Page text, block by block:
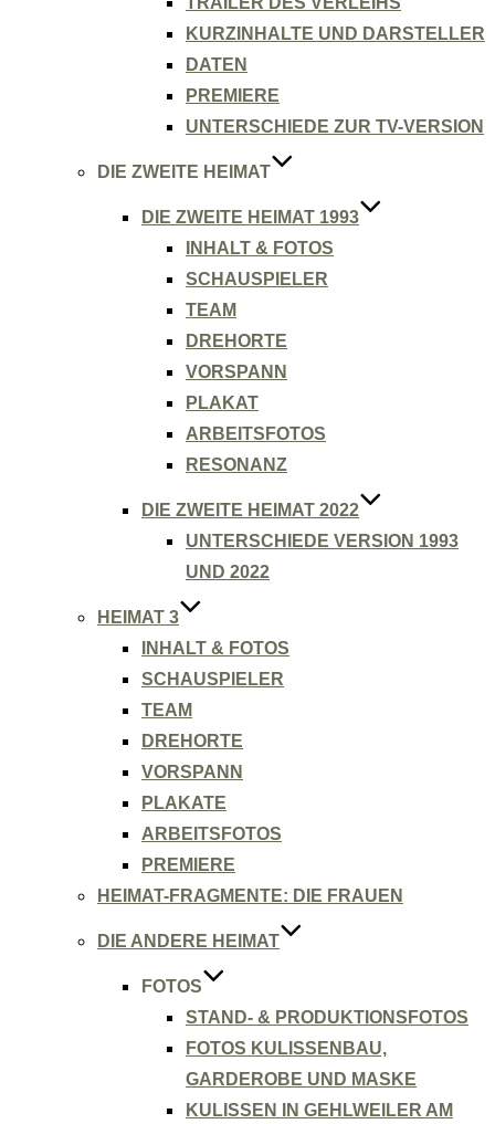
KURZINHALTE UND DARSTELLER
DATEN
PREMIERE
UNTERSCHIEDE ZUR TV-VERSION
DIE ZWEITE HEIMAT
DIE ZWEITE HEIMAT 1993
INHALT & FOTOS
SCHAUSPIELER
TEAM
DREHORTE
VORSPANN
PLAKAT
ARBEITSFOTOS
RESONANZ
DIE ZWEITE HEIMAT 2022
UNTERSCHIEDE VERSION 1993
UND 2022
HEIMAT 3
INHALT & FOTOS
SCHAUSPIELER
TEAM
DREHORTE
VORSPANN
PLAKATE
ARBEITSFOTOS
PREMIERE
HEIMAT-FRAGMENTE: DIE FRAUEN
DIE ANDERE HEIMAT
FOTOS
STAND- & PRODUKTIONSFOTOS
FOTOS KULISSENBAU,
GARDEROBE UND MASKE
KULISSEN IN GEHLWEILER AM